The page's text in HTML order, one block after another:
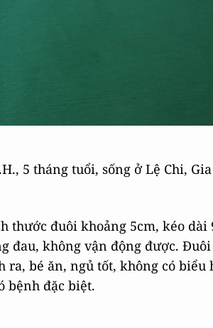
5 tháng tuổi, sống ở Lệ Chi,
thước đuôi khoảng 5cm, kéo dài
đau, không vận động được.
ra, bé ăn, ngủ tốt, không có biểu
bệnh đặc biệt.